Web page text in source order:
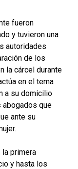
fueron
y tuvieron una
autoridades
de los
la cárcel durante
en el tema
a su domicilio
abogados que
ante su
primera
y hasta los